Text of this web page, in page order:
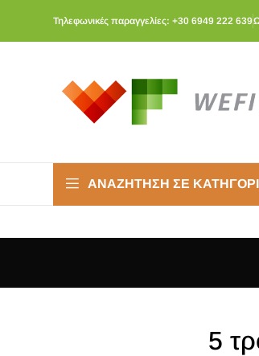
Τηλεφωνικές παραγγελίες: +30 6949 222 639
ΑΝΑΖΉΤΗΣΗ ΣΕ
5